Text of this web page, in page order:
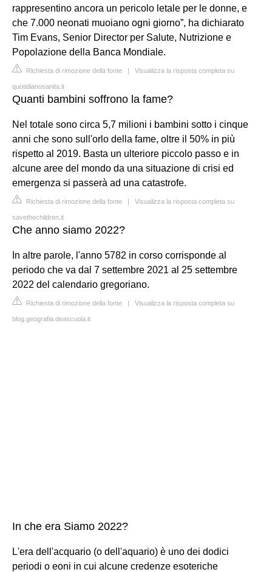
rappresentino ancora un pericolo letale per le donne, e
che 7.000 neonati muoiano ogni giorno”, ha dichiarato
Tim Evans, Senior Director per Salute, Nutrizione e
Popolazione della Banca Mondiale.
Richiesta di rimozione della fonte | Visualizza la risposta completa su
quotidianosanita.it
Quanti bambini soffrono la fame?
Nel totale sono circa 5,7 milioni i bambini sotto i cinque
anni che sono sull'orlo della fame, oltre il 50% in più
rispetto al 2019. Basta un ulteriore piccolo passo e in
alcune aree del mondo da una situazione di crisi ed
emergenza si passerà ad una catastrofe.
Richiesta di rimozione della fonte | Visualizza la risposta completa su
savethechildren.it
Che anno siamo 2022?
In altre parole, l'anno 5782 in corso corrisponde al
periodo che va dal 7 settembre 2021 al 25 settembre
2022 del calendario gregoriano.
Richiesta di rimozione della fonte | Visualizza la risposta completa su
blog.geografia.deascuola.it
In che era Siamo 2022?
L'era dell'acquario (o dell'aquario) è uno dei dodici
periodi o eoni in cui alcune credenze esoteriche